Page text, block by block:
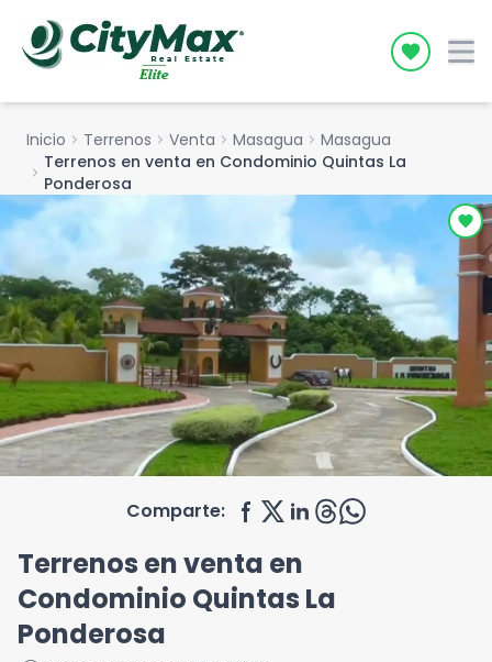
Icon
Inicio chevron_right Terrenos chevron_right Venta chevron_right Masagua chevron_right Masagua
chevron_right Terrenos en venta en Condominio Quintas La
Ponderosa
Comparte:
Terrenos en venta en
Condominio Quintas La
Ponderosa